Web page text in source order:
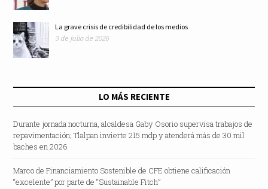
La grave crisis de credibilidad de los medios
3 de julio de 2026
LO MÁS RECIENTE
Durante jornada nocturna, alcaldesa Gaby Osorio supervisa trabajos de
repavimentación; Tlalpan invierte 215 mdp y atenderá más de 30 mil
baches en 2026
Marco de Financiamiento Sostenible de CFE obtiene calificación
“excelente” por parte de “Sustainable Fitch”